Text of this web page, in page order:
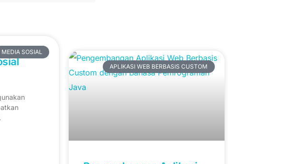
MEDIA SOSIAL
APLIKASI WEB BERBASIS CUSTOM